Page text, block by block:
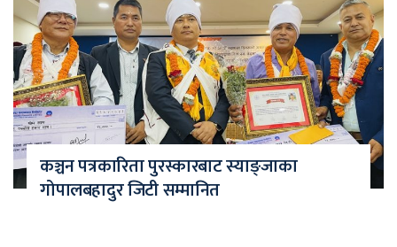
कञ्चन पत्रकारिता पुरस्कारबाट स्याङ्जाका
गोपालबहादुर जिटी सम्मानित